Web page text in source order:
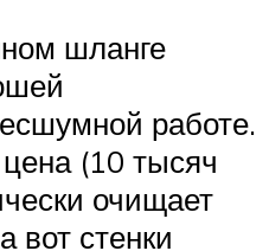
шланге
работе.
(10 тысяч
очищает
вот стенки